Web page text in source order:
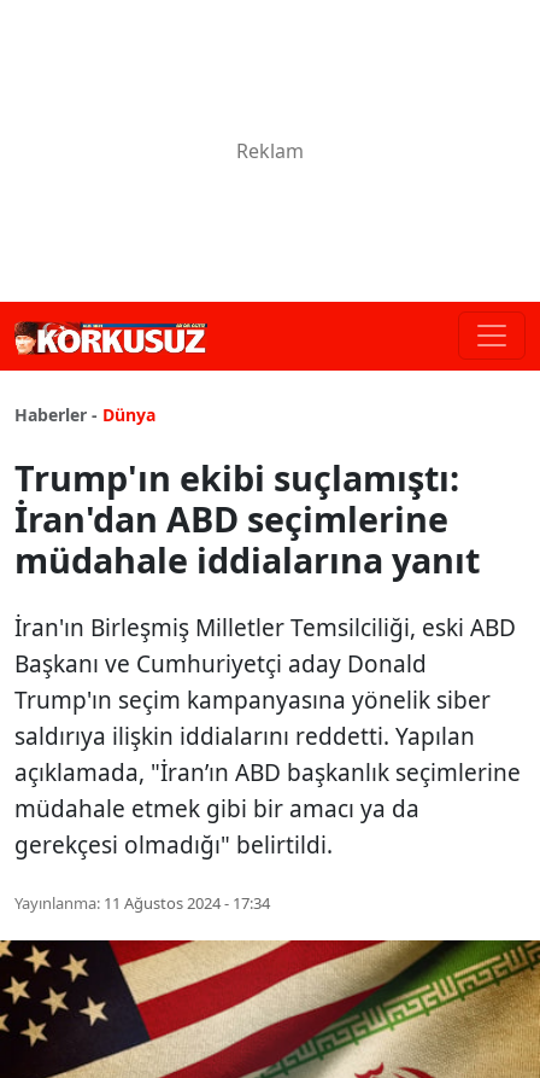
Haberler - Dünya
Trump'ın ekibi suçlamıştı:
İran'dan ABD seçimlerine
müdahale iddialarına yanıt
İran'ın Birleşmiş Milletler Temsilciliği, eski ABD
Başkanı ve Cumhuriyetçi aday Donald
Trump'ın seçim kampanyasına yönelik siber
saldırıya ilişkin iddialarını reddetti. Yapılan
açıklamada, "İran’ın ABD başkanlık seçimlerine
müdahale etmek gibi bir amacı ya da
gerekçesi olmadığı" belirtildi.
Yayınlanma: 11 Ağustos 2024 - 17:34